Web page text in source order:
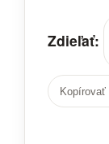
Zdieľať:
Kopírovať